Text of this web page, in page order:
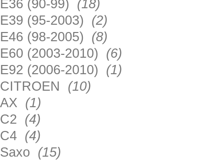
E36 (90-99) (18)
E39 (95-2003) (2)
E46 (98-2005) (8)
E60 (2003-2010) (6)
E92 (2006-2010) (1)
CITROEN (10)
AX (1)
C2 (4)
C4 (4)
Saxo (15)